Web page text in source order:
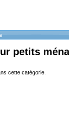
petits
cette catégorie.